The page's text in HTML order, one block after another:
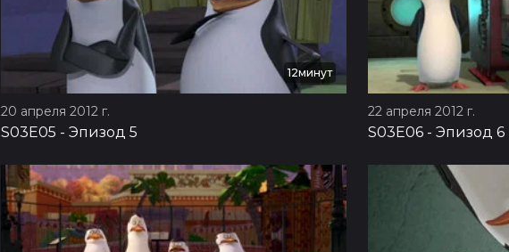
12минут
20 апреля 2012 г.
S03E05 - Эпизод 5
22 апреля 2012 г.
S03E06 - Эпизод 6